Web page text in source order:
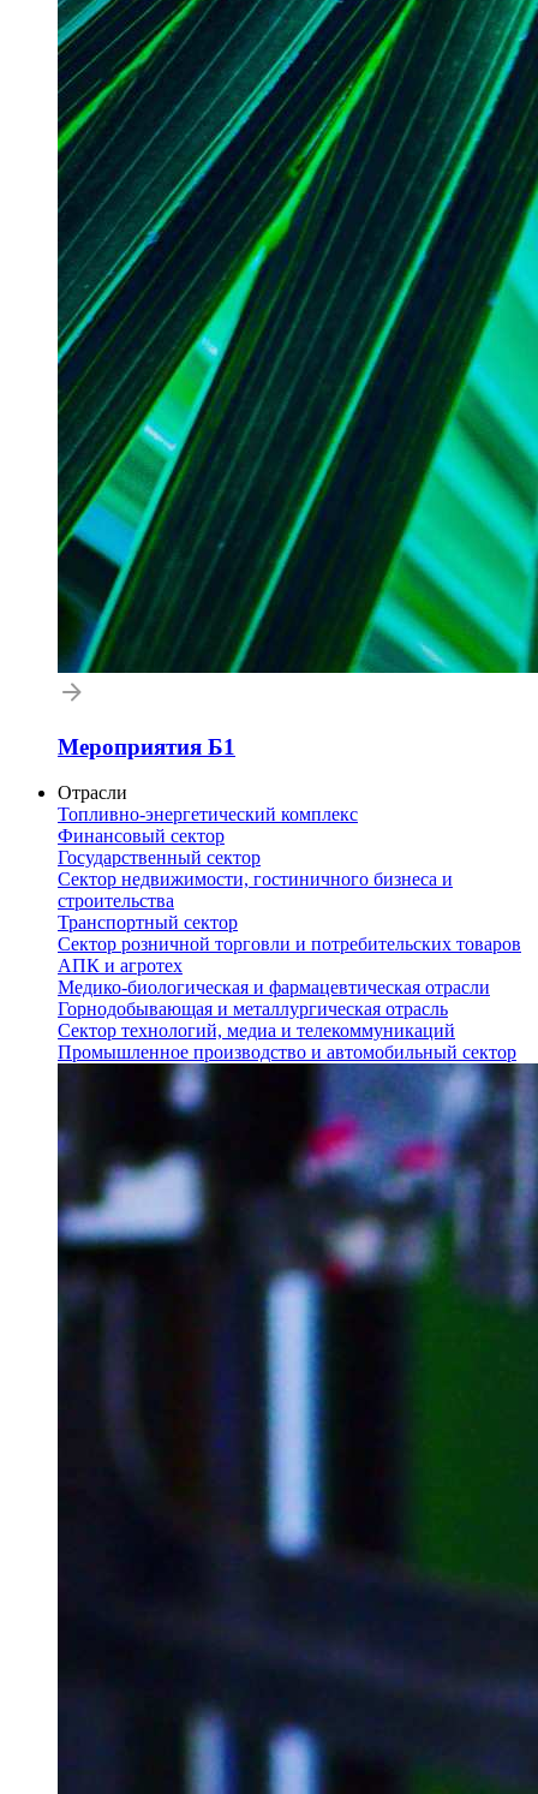
Мероприятия Б1
Отрасли
Топливно-энергетический комплекс
Финансовый сектор
Государственный сектор
Сектор недвижимости, гостиничного бизнеса и
строительства
Транспортный сектор
Сектор розничной торговли и потребительских товаров
АПК и агротех
Медико-биологическая и фармацевтическая отрасли
Горнодобывающая и металлургическая отрасль
Сектор технологий, медиа и телекоммуникаций
Промышленное производство и автомобильный сектор